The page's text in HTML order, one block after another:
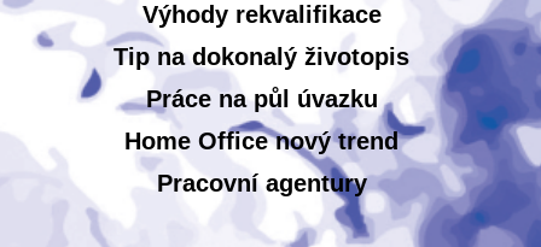
Výhody rekvalifikace
Tip na dokonalý životopis
Práce na půl úvazku
Home Office nový trend
Pracovní agentury